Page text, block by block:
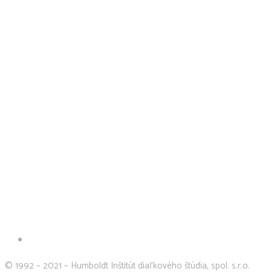
© 1992 – 2021 – Humboldt Inštitút diaľkového štúdia, spol. s.r.o.